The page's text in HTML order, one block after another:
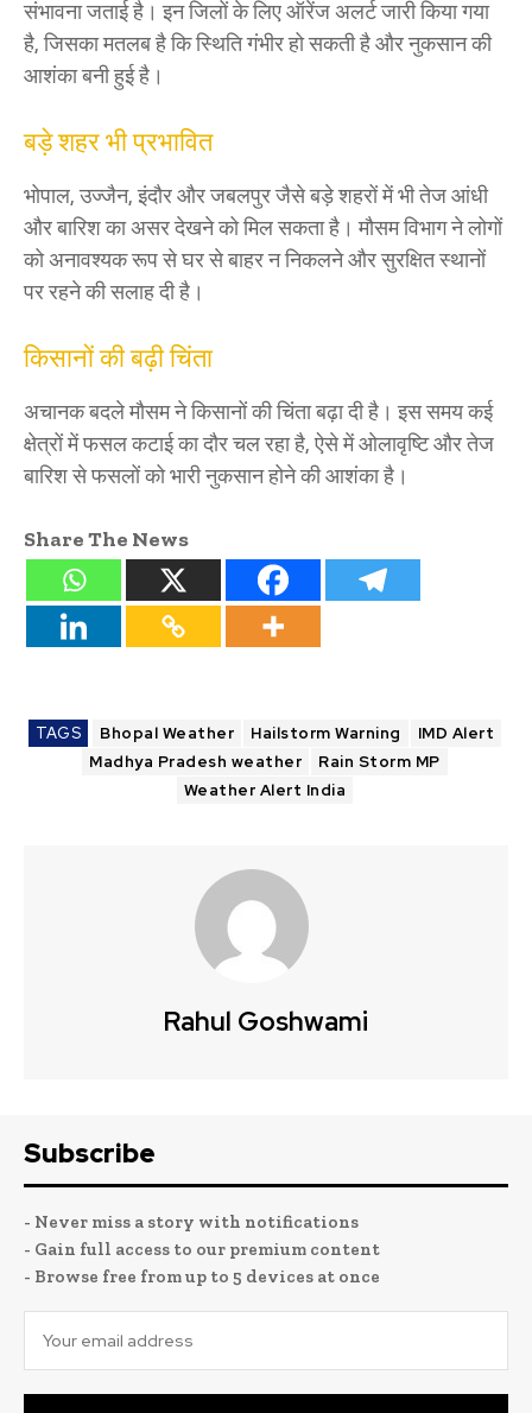
संभावना जताई है। इन जिलों के लिए ऑरेंज अलर्ट जारी किया गया
है, जिसका मतलब है कि स्थिति गंभीर हो सकती है और नुकसान की
आशंका बनी हुई है।
बड़े शहर भी प्रभावित
भोपाल, उज्जैन, इंदौर और जबलपुर जैसे बड़े शहरों में भी तेज आंधी
और बारिश का असर देखने को मिल सकता है। मौसम विभाग ने लोगों
को अनावश्यक रूप से घर से बाहर न निकलने और सुरक्षित स्थानों
पर रहने की सलाह दी है।
किसानों की बढ़ी चिंता
अचानक बदले मौसम ने किसानों की चिंता बढ़ा दी है। इस समय कई
क्षेत्रों में फसल कटाई का दौर चल रहा है, ऐसे में ओलावृष्टि और तेज
बारिश से फसलों को भारी नुकसान होने की आशंका है।
Share The News
TAGS Bhopal Weather Hailstorm Warning
IMD Alert
Madhya Pradesh weather
Rain Storm MP
Weather Alert India
Rahul Goshwami
Subscribe
- Never miss a story with notifications
- Gain full access to our premium content
- Browse free from up to 5 devices at once